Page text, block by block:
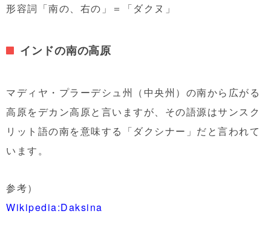
形容詞「南の、右の」＝「ダクヌ」
インドの南の高原
マディヤ・プラーデシュ州（中央州）の南から広がる
高原をデカン高原と言いますが、その語源はサンスク
リット語の南を意味する「ダクシナー」だと言われて
います。
参考）
Wikipedia:Daksina